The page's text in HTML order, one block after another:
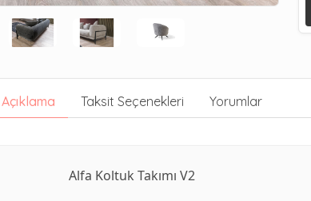
Açıklama Taksit Seçenekleri Yorumlar
Alfa Koltuk Takımı V2